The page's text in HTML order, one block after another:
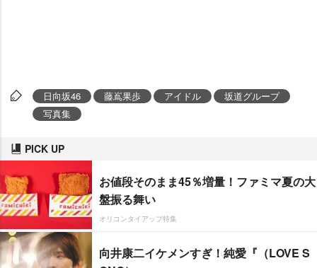
日向坂46 藤嶌果歩 アイドル
坂道グループ
写真集
PICK UP
お値段そのまま45％増量！ファミマ夏の大
盤振る舞い
オリコンタイアップ特集
向井康二イケメンすぎ！純愛『（LOVE S